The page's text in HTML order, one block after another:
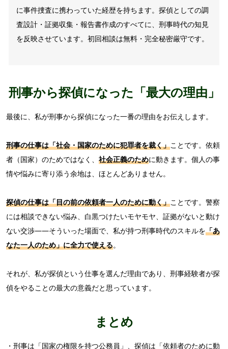
に事件捜査に携わっていた経歴を持ちます。探偵としての調
査設計・証拠収集・報告書作成のすべてに、刑事時代の知見
を反映させています。初回相談は無料・完全秘密厳守です。
刑事から探偵になった「最大の理由」
最後に、私が刑事から探偵になった一番の理由をお伝えします。
刑事の仕事は「社会・国家のために犯罪者を裁く」ことです。依頼
者（国家）のためではなく、 社会正義のために動きます。個人の事
情や悩みに寄り添う余地は、ほとんどありません。
探偵の仕事は「目の前の依頼者一人のために動く」ことです。警察
には相談できない悩み、白黒つけたいモヤモヤ、証拠がないと動け
ない交渉——そういった場面で、私が持つ刑事時代のスキルを「あ
なた一人のため」に全力で使える。
それが、私が探偵という仕事を選んだ理由であり、刑事経験者が探
偵をやることの最大の意義だと思っています。
まとめ
・刑事は「国家の権限を持つ公務員」、探偵は「依頼者のために動